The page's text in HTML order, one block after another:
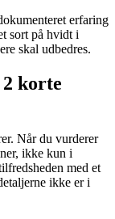
erfaring
sort på hvidt i
skal udbedres.
korte
Når du vurderer
ikke kun i
med et
ikke er i